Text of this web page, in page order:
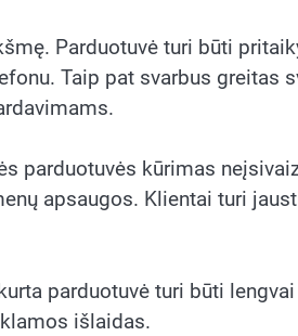
Parduotuvė turi būti
Taip pat svarbus greitas
parduotuvės kūrimas
apsaugos. Klientai turi
parduotuvė turi būti
išlaidas.